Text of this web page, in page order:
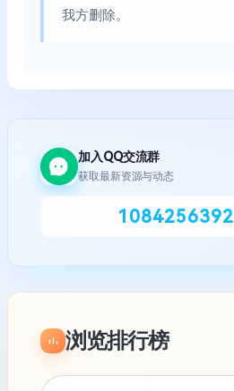
我方删除。
加入QQ交流群
获取最新资源与动态
1084256392
浏览排行榜